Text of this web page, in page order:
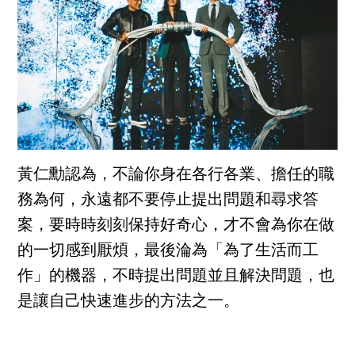
黃仁勳認為，不論你身在各行各業、擔任的職
務為何，永遠都不要停止提出問題和尋求答
案，要時時刻刻保持好奇心，才不會為你在做
的一切感到厭煩，最後淪為「為了生活而工
作」的機器，不時提出問題並且解決問題，也
是讓自己快速進步的方法之一。